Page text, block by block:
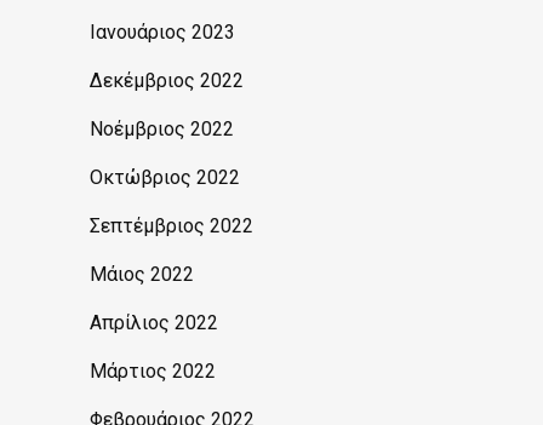
Ιανουάριος 2023
Δεκέμβριος 2022
Νοέμβριος 2022
Οκτώβριος 2022
Σεπτέμβριος 2022
Μάιος 2022
Απρίλιος 2022
Μάρτιος 2022
Φεβρουάριος 2022